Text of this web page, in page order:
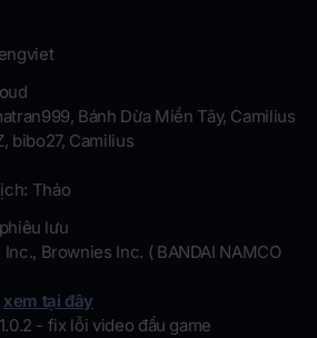
Bánh Dừa Miền Tây, Camilius
bibo27, Camilius
Thảo
lưu
Brownies Inc. ( BANDAI NAMCO
xem tại đây
1.0.2 - fix lỗi video đầu game